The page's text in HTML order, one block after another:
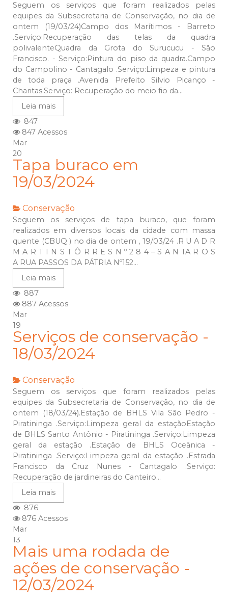
Seguem os serviços que foram realizados pelas
equipes da Subsecretaria de Conservação, no dia de
ontem (19/03/24)Campo dos Marítimos - Barreto
.Serviço:Recuperação das telas da quadra
polivalenteQuadra da Grota do Surucucu - São
Francisco. - Serviço:Pintura do piso da quadra.Campo
do Campolino - Cantagalo .Serviço:Limpeza e pintura
de toda praça .Avenida Prefeito Silvio Picanço -
Charitas.Serviço: Recuperação do meio fio da...
Leia mais
847
847 Acessos
Mar
20
Tapa buraco em
19/03/2024
Conservação
Seguem os serviços de tapa buraco, que foram
realizados em diversos locais da cidade com massa
quente (CBUQ ) no dia de ontem , 19/03/24 .R U A D R
M A R T I N S T Ô R R E S N º 2 8 4 – S A N TA R O S
A RUA PASSOS DA PÁTRIA Nº152...
Leia mais
887
887 Acessos
Mar
19
Serviços de conservação -
18/03/2024
Conservação
Seguem os serviços que foram realizados pelas
equipes da Subsecretaria de Conservação, no dia de
ontem (18/03/24).Estação de BHLS Vila São Pedro -
Piratininga .Serviço:Limpeza geral da estaçãoEstação
de BHLS Santo Antônio - Piratininga .Serviço:Limpeza
geral da estação .Estação de BHLS Oceânica -
Piratininga .Serviço:Limpeza geral da estação .Estrada
Francisco da Cruz Nunes - Cantagalo .Serviço:
Recuperação de jardineiras do Canteiro...
Leia mais
876
876 Acessos
Mar
13
Mais uma rodada de
ações de conservação -
12/03/2024